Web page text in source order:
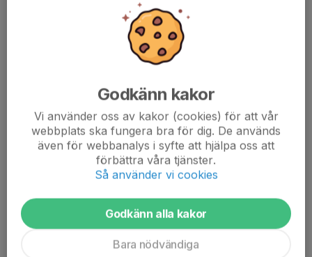
Godkänn kakor
Vi använder oss av kakor (cookies) för att vår
webbplats ska fungera bra för dig. De används
även för webbanalys i syfte att hjälpa oss att
förbättra våra tjänster.
Så använder vi cookies
Godkänn alla kakor
Bara nödvändiga